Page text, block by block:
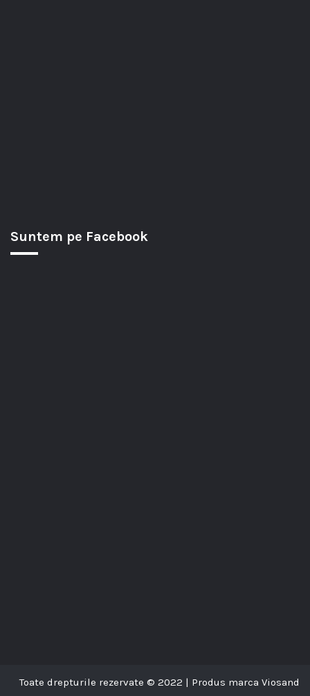
Suntem pe Facebook
Toate drepturile rezervate © 2022 | Produs marca Viosand